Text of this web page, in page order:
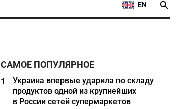
EN
САМОЕ ПОПУЛЯРНОЕ
1
Украина впервые ударила по складу
продуктов одной из крупнейших
в России сетей супермаркетов